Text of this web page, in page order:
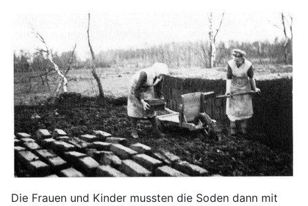
Die Frauen und Kinder mussten die Soden dann mit